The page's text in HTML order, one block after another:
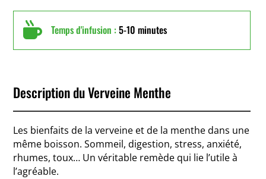
 Temps d'infusion : 5-10 minutes
Description du Verveine Menthe
Les bienfaits de la verveine et de la menthe dans une
même boisson. Sommeil, digestion, stress, anxiété,
rhumes, toux… Un véritable remède qui lie l’utile à
l’agréable.